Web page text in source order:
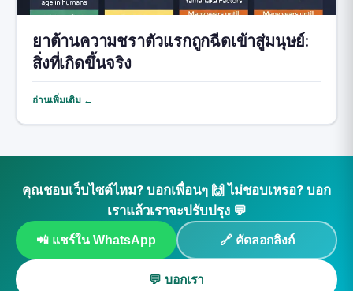
ยาต้านความชราตัวแรกถูกฉีดเข้าสู่มนุษย์:
สิ่งที่เกิดขึ้นจริง
อ่านเพิ่มเติม ←
คุณชอบเว็บไซต์ไหม? บอกเพื่อนๆ 🙌 ไม่ชอบเหรอ? บอก
เราแล้วเราจะปรับปรุง 💬
📲 แชร์ใน WhatsApp 🔗 คัดลอกลิงก์
💬 บอกเรา